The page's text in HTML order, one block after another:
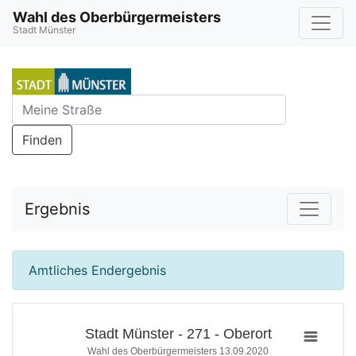
Wahl des Oberbürgermeisters
Stadt Münster
Finden
Ergebnis
Amtliches Endergebnis
Stadt Münster - 271 - Oberort
Wahl des Oberbürgermeisters 13.09.2020